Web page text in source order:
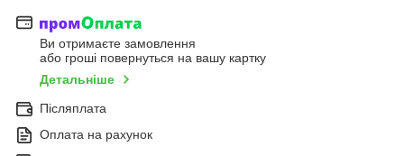
Ви отримаєте замовлення
або гроші повернуться на вашу картку
Детальніше
Післяплата
Оплата на рахунок